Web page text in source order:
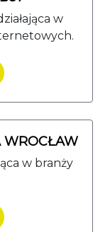
w
WROCŁAW
w branży